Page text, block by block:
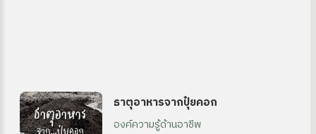
ธาตุอาหารจากปุ๋ยคอก
องค์ความรู้ด้านอาชีพ